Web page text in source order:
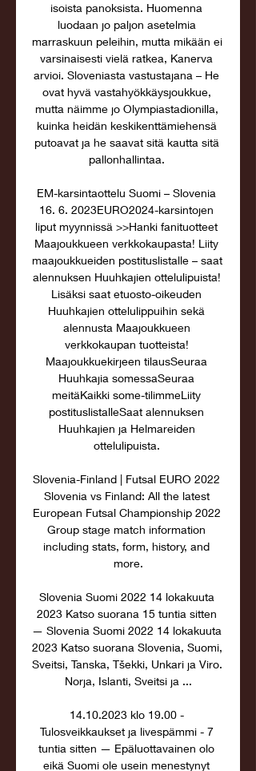
isoista panoksista. Huomenna
luodaan jo paljon asetelmia
marraskuun peleihin, mutta mikään ei
varsinaisesti vielä ratkea, Kanerva
arvioi. Sloveniasta vastustajana – He
ovat hyvä vastahyökkäysjoukkue,
mutta näimme jo Olympiastadionilla,
kuinka heidän keskikenttämiehensä
putoavat ja he saavat sitä kautta sitä
pallonhallintaa.
EM-karsintaottelu Suomi – Slovenia
16. 6. 2023EURO2024-karsintojen
liput myynnissä >>Hanki fanituotteet
Maajoukkueen verkkokaupasta! Liity
maajoukkueiden postituslistalle – saat
alennuksen Huuhkajien ottelulipuista!
Lisäksi saat etuosto-oikeuden
Huuhkajien ottelulippuihin sekä
alennusta Maajoukkueen
verkkokaupan tuotteista!
Maajoukkuekirjeen tilausSeuraa
Huuhkajia somessaSeuraa
meitäKaikki some-tilimmeLiity
postituslistalleSaat alennuksen
Huuhkajien ja Helmareiden
ottelulipuista.
Slovenia-Finland | Futsal EURO 2022
Slovenia vs Finland: All the latest
European Futsal Championship 2022
Group stage match information
including stats, form, history, and
more.
Slovenia Suomi 2022 14 lokakuuta
2023 Katso suorana 15 tuntia sitten
— Slovenia Suomi 2022 14 lokakuuta
2023 Katso suorana Slovenia, Suomi,
Sveitsi, Tanska, Tšekki, Unkari ja Viro.
Norja, Islanti, Sveitsi ja ...
14.10.2023 klo 19.00 -
Tulosveikkaukset ja livespämmi - 7
tuntia sitten — Epäluottavainen olo
eikä Suomi ole usein menestynyt